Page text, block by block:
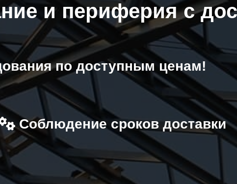
и периферия с
по доступным ценам!
Соблюдение сроков доставки